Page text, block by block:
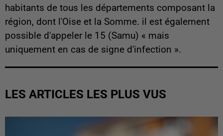
habitants de tous les départements composant la
région, dont l'Oise et la Somme. il est également
possible d'appeler le 15 (Samu) « mais
uniquement en cas de signe d'infection ».
LES ARTICLES LES PLUS VUS